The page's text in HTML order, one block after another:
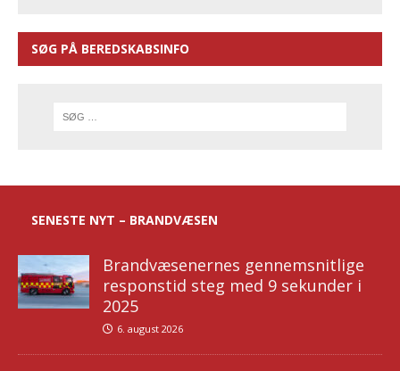
SØG PÅ BEREDSKABSINFO
SENESTE NYT – BRANDVÆSEN
Brandvæsenernes gennemsnitlige
responstid steg med 9 sekunder i
2025
6. august 2026